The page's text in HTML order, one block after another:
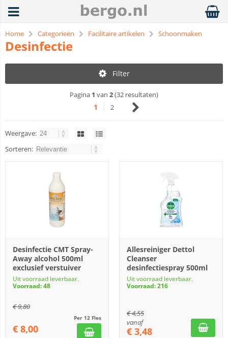
Home Categorieën Facilitaire artikelen Schoonmaken
Desinfectie
Filter
Pagina 1 van 2(32 resultaten)
1 2
Weergave:
Sorteren:
Desinfectie CMT Spray-
Away alcohol 500ml
exclusief verstuiver
Uit voorraad leverbaar.
Voorraad: 48
€9,80
Per 12 Fles
€ 8,00
Allesreiniger Dettol
Cleanser
desinfectiespray 500ml
Uit voorraad leverbaar.
Voorraad: 216
€4,55
vanaf
€ 3,48